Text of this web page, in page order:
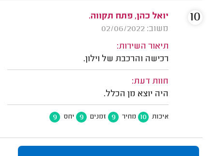
יואל כהן, פתח תקווה.
משוב: 02/06/2022
תיאור השירות:
רכישה והרכבת של וילון.
חוות דעת:
היה יוצא מן הכלל.
איכות 10 מחיר 9 זמנים 9 יחס 9
10